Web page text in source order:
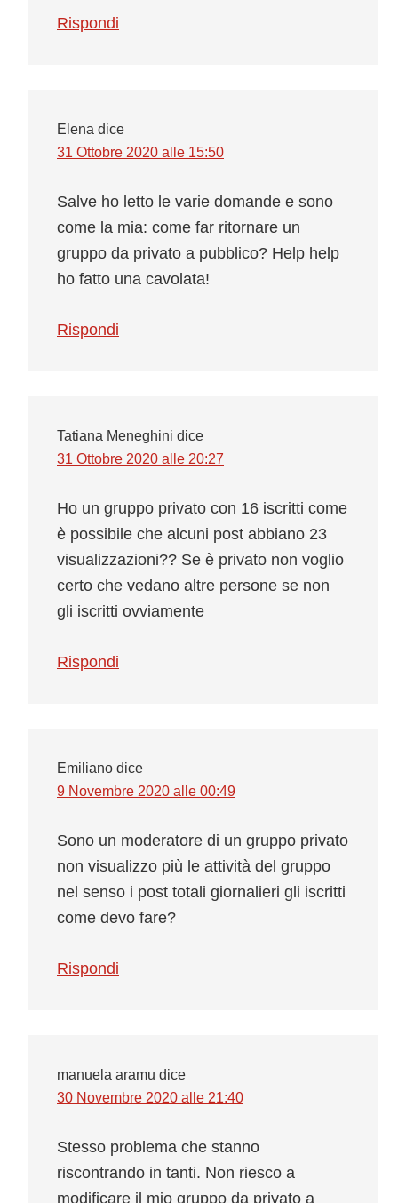
Rispondi
Elena dice
31 Ottobre 2020 alle 15:50
Salve ho letto le varie domande e sono
come la mia: come far ritornare un
gruppo da privato a pubblico? Help help
ho fatto una cavolata!
Rispondi
Tatiana Meneghini dice
31 Ottobre 2020 alle 20:27
Ho un gruppo privato con 16 iscritti come
è possibile che alcuni post abbiano 23
visualizzazioni?? Se è privato non voglio
certo che vedano altre persone se non
gli iscritti ovviamente
Rispondi
Emiliano dice
9 Novembre 2020 alle 00:49
Sono un moderatore di un gruppo privato
non visualizzo più le attività del gruppo
nel senso i post totali giornalieri gli iscritti
come devo fare?
Rispondi
manuela aramu dice
30 Novembre 2020 alle 21:40
Stesso problema che stanno
riscontrando in tanti. Non riesco a
modificare il mio gruppo da privato a